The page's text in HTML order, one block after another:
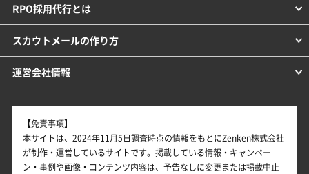
RPO採用代行とは
スカウトメールの作り方
運営会社情報
【免責事項】
本サイトは、2024年11月5日調査時点の情報をもとにZenken株式会社
が制作・運営しているサイトです。掲載している情報・キャンペー
ン・事例や画像・コンテンツ内容は、予告なしに変更または掲載中止